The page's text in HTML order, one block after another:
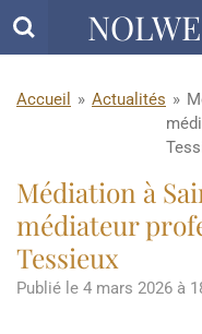
Passer
principal
Accueil » Actualités »
Médiation à
médiateur
Tessieux
Publié le 4 mars 2026 à